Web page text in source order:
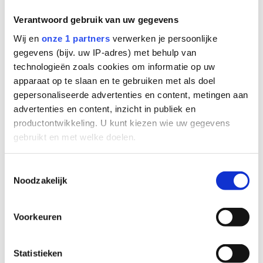
Verantwoord gebruik van uw gegevens
Wij en onze 1 partners verwerken je persoonlijke
gegevens (bijv. uw IP-adres) met behulp van
technologieën zoals cookies om informatie op uw
apparaat op te slaan en te gebruiken met als doel
gepersonaliseerde advertenties en content, metingen aan
advertenties en content, inzicht in publiek en
productontwikkeling. U kunt kiezen wie uw gegevens
gebruikt en met welke doelen.
Informatie verzamelen over uw geografische locatie,
Uw apparaat identificeren door het actief te scannen
op specifieke eigenschappen (fingerprinting)
verwerkt en stel uw voorkeuren in het
detailgedeelte in.
Noodzakelijk
Voorkeuren
Statistieken
Telefoonnummer* Onderwerp